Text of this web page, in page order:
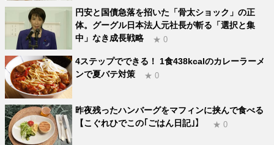
円安と国債急落を招いた「骨太ショック」の正
体。グーグル日本法人元社長が斬る「選択と集
中」なき成長戦略
★ 0
4ステップでできる！ 1食438kcalのカレーラーメ
ンで夏バテ対策
★ 0
昨夜残ったハンバーグをマフィンに挟んで食べる
【こぐれひでこの｢ごはん日記｣】
★ 0